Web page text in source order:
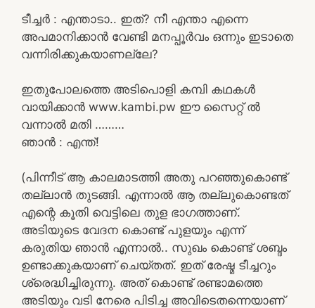
ടീച്ചർ : എന്താടാ.. ഇത്? നീ എന്താ എന്നെ
അപമാനിക്കാൻ വേണ്ടി മനപ്പൂർവം ഒന്നും ഇടാതെ
വന്നിരിക്കുകയാണല്ലേ?
ഇതുപോലത്തെ അടിപൊളി കമ്പി കഥകൾ
വായിക്കാൻ www.kambi.pw ഈ സൈറ്റ് ൽ
വന്നാൽ മതി ………
ഞാൻ : എന്ത്!
(പിന്നീട് ആ കാലമാടത്തി അതു പറഞ്ഞുകൊണ്ട്
തല്ലാൻ തുടങ്ങി. എന്നാൽ ആ തല്ലുകൊണ്ടത്
എന്റെ കൂതി വെട്ടിലെ തുള ഭാഗത്താണ്.
അടിയുടെ വേദന കൊണ്ട് പുളയും എന്ന്
കരുതിയ ഞാൻ എന്നാൽ.. സുഖം കൊണ്ട് ശബ്ദം
ഉണ്ടാക്കുകയാണ് ചെയ്തത്. ഇത് രേഷ്മ ടീച്ചറും
ശ്രെദ്ധിച്ചിരുന്നു. അത് കൊണ്ട് രണ്ടാമത്തെ
അടിയും വടി നേരെ പിടിച്ച അവിടെതന്നെയാണ്